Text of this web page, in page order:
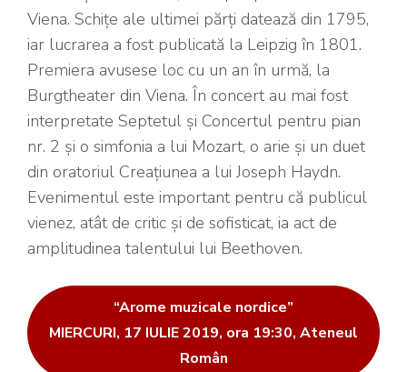
Viena. Schițe ale ultimei părți datează din 1795,
iar lucrarea a fost publicată la Leipzig în 1801.
Premiera avusese loc cu un an în urmă, la
Burgtheater din Viena. În concert au mai fost
interpretate Septetul și Concertul pentru pian
nr. 2 și o simfonia a lui Mozart, o arie și un duet
din oratoriul Creațiunea a lui Joseph Haydn.
Evenimentul este important pentru că publicul
vienez, atât de critic și de sofisticat, ia act de
amplitudinea talentului lui Beethoven.
“Arome muzicale nordice”
MIERCURI, 17 IULIE 2019, ora 19:30, Ateneul
Român